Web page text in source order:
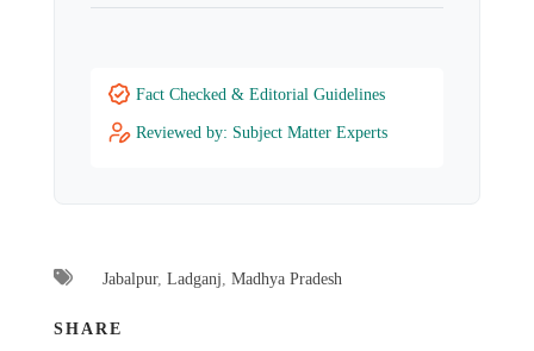
Fact Checked & Editorial Guidelines
Reviewed by: Subject Matter Experts
Jabalpur, Ladganj, Madhya Pradesh
SHARE